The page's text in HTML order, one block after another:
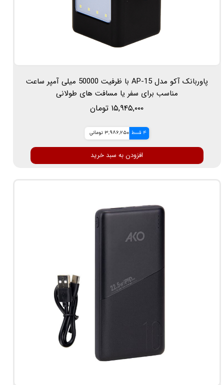
پاوربانک آکو مدل AP-15 با ظرفیت 50000 میلی آمپر ساعت
مناسب برای سفر یا مسافت های طولانی
۱۵,۹۴۵,۰۰۰ تومان
4 قسط 3,986,250 تومانی
افزودن به سبد خرید